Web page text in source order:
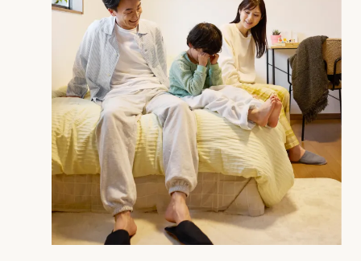
カタログ請求
展示場来場予約
お問い合わせ
販売中の物件